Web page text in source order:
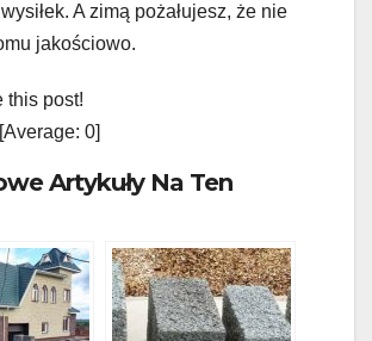
A zimą pożałujesz, że nie
jakościowo.
this post!
[Average: 0]
Artykuły Na Ten